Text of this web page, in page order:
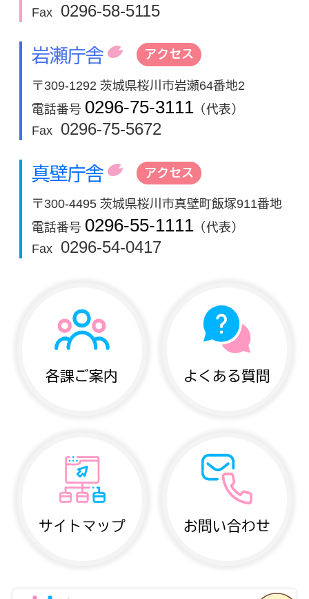
Fax
0296-58-5115
岩瀬庁舎 アクセス
〒309-1292 茨城県桜川市岩瀬64番地2
電話番号 0296-75-3111 （代表）
Fax
0296-75-5672
真壁庁舎 アクセス
〒300-4495 茨城県桜川市真壁町飯塚911番地
電話番号 0296-55-1111 （代表）
Fax
0296-54-0417
各課ご案内 よくある質問
サイトマップ お問い合わせ